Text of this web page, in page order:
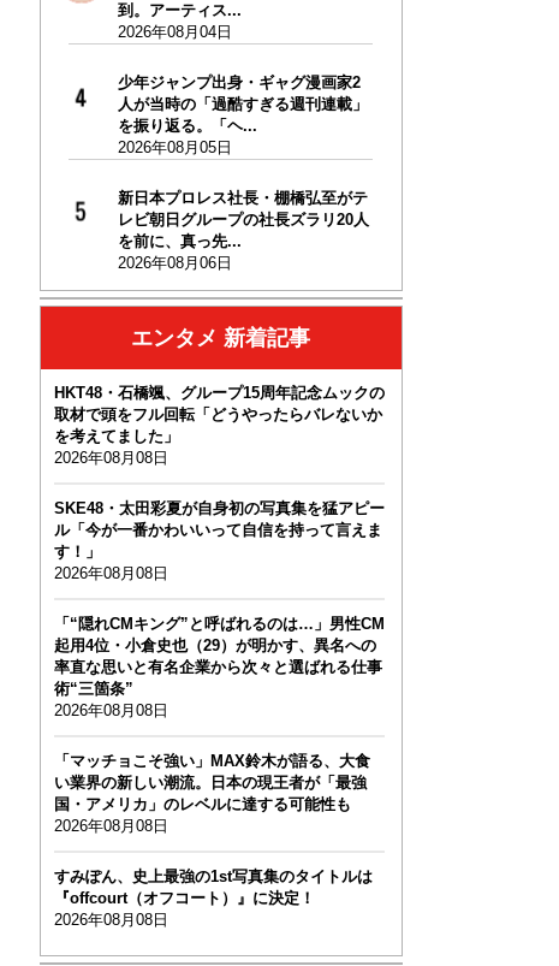
到。アーティス...
2026年08月04日
少年ジャンプ出身・ギャグ漫画家2
人が当時の「過酷すぎる週刊連載」
を振り返る。「ヘ...
2026年08月05日
新日本プロレス社長・棚橋弘至がテ
レビ朝日グループの社長ズラリ20人
を前に、真っ先...
2026年08月06日
エンタメ 新着記事
HKT48・石橋颯、グループ15周年記念ムックの
取材で頭をフル回転「どうやったらバレないか
を考えてました」
2026年08月08日
SKE48・太田彩夏が自身初の写真集を猛アピー
ル「今が一番かわいいって自信を持って言えま
す！」
2026年08月08日
「“隠れCMキング”と呼ばれるのは…」男性CM
起用4位・小倉史也（29）が明かす、異名への
率直な思いと有名企業から次々と選ばれる仕事
術“三箇条”
2026年08月08日
「マッチョこそ強い」MAX鈴木が語る、大食
い業界の新しい潮流。日本の現王者が「最強
国・アメリカ」のレベルに達する可能性も
2026年08月08日
すみぽん、史上最強の1st写真集のタイトルは
『offcourt（オフコート）』に決定！
2026年08月08日